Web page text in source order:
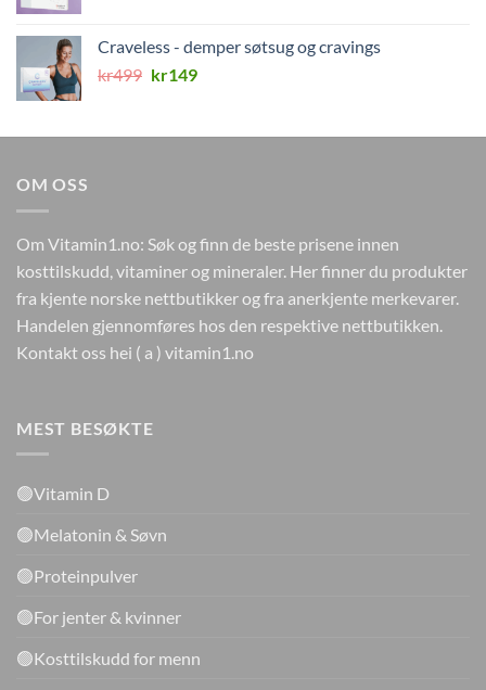
kr224.kr99.
Craveless - demper søtsug og cravings
kr499 Opprinnelig
kr499.
kr149Nåværende
kr149.
OM OSS
Om Vitamin1.no: Søk og finn de beste prisene innen
kosttilskudd, vitaminer og mineraler. Her finner du produkter
fra kjente norske nettbutikker og fra anerkjente merkevarer.
Handelen gjennomføres hos den respektive nettbutikken.
Kontakt oss hei ( a ) vitamin1.no
MEST BESØKTE
🟢Vitamin D
🟢Melatonin & Søvn
🟢Proteinpulver
🟢For jenter & kvinner
🟢Kosttilskudd for menn